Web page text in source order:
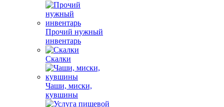
Прочий нужный
инвентарь
Скалки
Чаши, миски,
кувшины